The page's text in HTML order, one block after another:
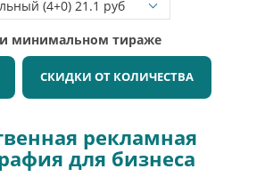
минимальном тираже
СКИДКИ ОТ КОЛИЧЕСТВА
рекламная
для бизнеса